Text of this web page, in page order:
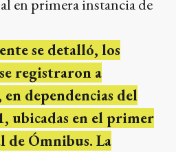
en primera instancia de
se detalló, los
registraron a
dependencias del
ubicadas en el primer
de Ómnibus. La